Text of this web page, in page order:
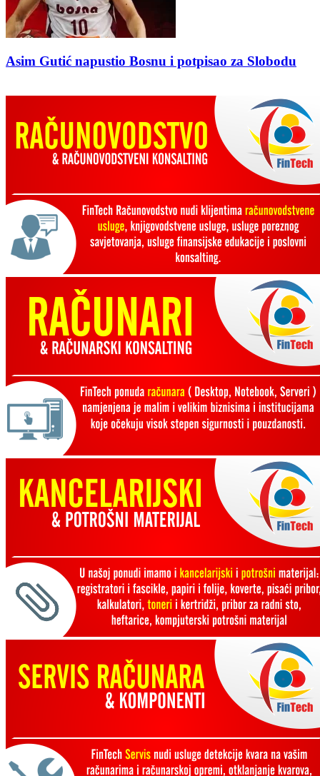
Asim Gutić napustio Bosnu i potpisao za Slobodu